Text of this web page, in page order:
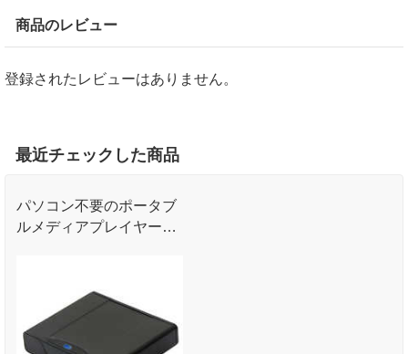
商品のレビュー
登録されたレビューはありません。
最近チェックした商品
パソコン不要のポータブ
ルメディアプレイヤー。